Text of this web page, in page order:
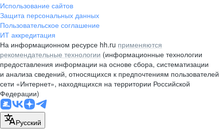
Алматы
пр. Абая, д. 151, БЦ Алатау,
12 этаж, офис 1209
+7 727 232-13-13
pr@headhunter.com.kz
Использование сайтов
Защита персональных данных
Пользовательское соглашение
ИТ аккредитация
На информационном ресурсе hh.ru применяются
рекомендательные технологии (информационные технологии
предоставления информации на основе сбора, систематизации
и анализа сведений, относящихся к предпочтениям пользователей
сети «Интернет», находящихся на территории Российской
Федерации)
Русский